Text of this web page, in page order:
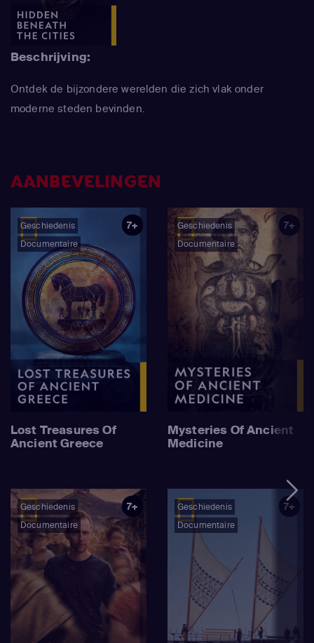
Beschrijving:
Ontdek de bijzondere werelden die zich vlak onder
moderne steden bevinden.
AANBEVELINGEN
Geschiedenis
Documentaire
7+
Lost Treasures Of
Ancient Greece
Geschiedenis
Documentaire
7+
Mysteries Of Ancient
Medicine
Geschiedenis
Documentaire
7+
Geschiedenis
Documentaire
7+